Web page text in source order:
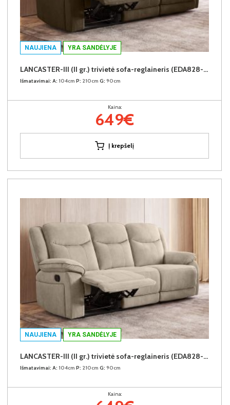
NAUJIENA YRA SANDĖLYJE
LANCASTER-III (II gr.) trivietė sofa-reglaineris (EDA828-05 Rudas)
Išmatavimai: A: 104cm P: 210cm G: 90cm
Kaina:
649€
Į krepšelį
NAUJIENA YRA SANDĖLYJE
LANCASTER-III (II gr.) trivietė sofa-reglaineris (EDA828-02 Šviesiai rudas)
Išmatavimai: A: 104cm P: 210cm G: 90cm
Kaina: